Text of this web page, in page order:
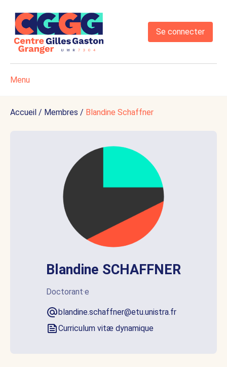
Se connecter
Menu
Accueil / Membres / Blandine Schaffner
Blandine SCHAFFNER
Doctorant·e
blandine.schaffner@etu.unistra.fr
Curriculum vitæ dynamique